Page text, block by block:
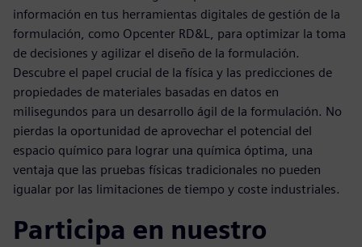
información en tus herramientas digitales de gestión de la
formulación, como Opcenter RD&L, para optimizar la toma
de decisiones y agilizar el diseño de la formulación.
Descubre el papel crucial de la física y las predicciones de
propiedades de materiales basadas en datos en
milisegundos para un desarrollo ágil de la formulación. No
pierdas la oportunidad de aprovechar el potencial del
espacio químico para lograr una química óptima, una
ventaja que las pruebas físicas tradicionales no pueden
igualar por las limitaciones de tiempo y coste industriales.
Participa en nuestro